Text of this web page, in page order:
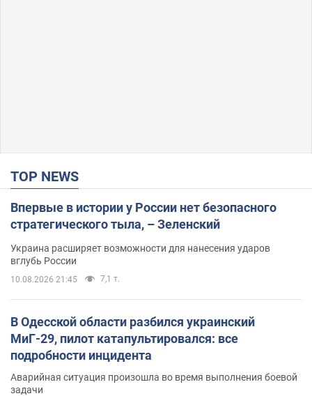
TOP NEWS
Впервые в истории у России нет безопасного
стратегического тыла, – Зеленский
Украина расширяет возможности для нанесения ударов
вглубь России
10.08.2026 21:45 7,1 т.
В Одесской области разбился украинский
МиГ-29, пилот катапультировался: все
подробности инцидента
Аварийная ситуация произошла во время выполнения боевой
задачи